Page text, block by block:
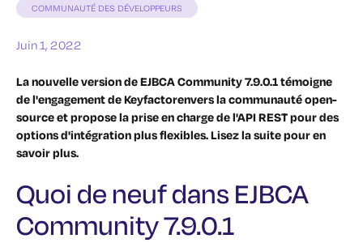
COMMUNAUTÉ DES DÉVELOPPEURS
Juin 1, 2022
La nouvelle version de EJBCA Community 7.9.0.1 témoigne
de l'engagement de Keyfactorenvers la communauté open-
source et propose la prise en charge de l'API REST pour des
options d'intégration plus flexibles. Lisez la suite pour en
savoir plus.
Quoi de neuf dans EJBCA
Community 7.9.0.1